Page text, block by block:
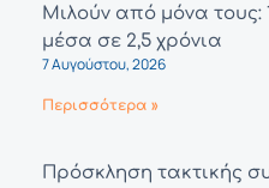
Μιλούν από μόνα τους:
μέσα σε 2,5 χρόνια
7 Αυγούστου, 2026
Περισσότερα »
Πρόσκληση τακτικής